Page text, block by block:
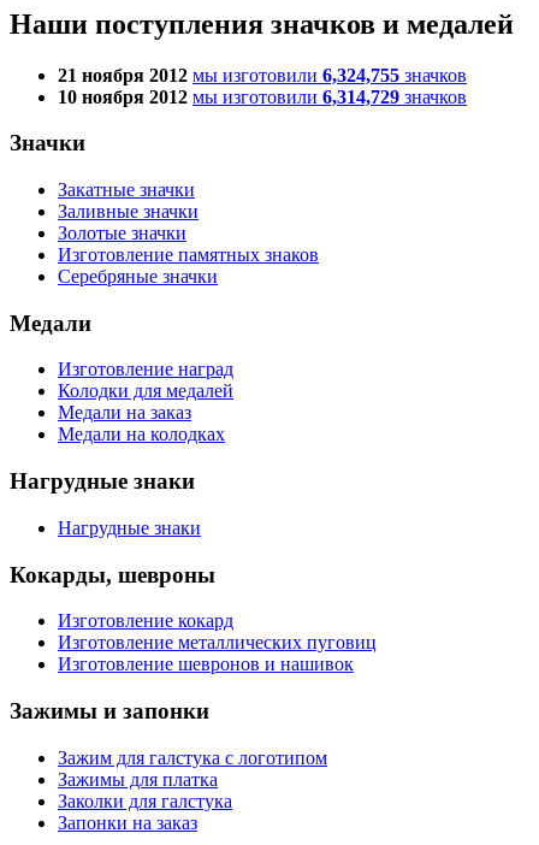
Наши поступления значков и медалей
21 ноября 2012 мы изготовили 6,324,755 значков
10 ноября 2012 мы изготовили 6,314,729 значков
Значки
Закатные значки
Заливные значки
Золотые значки
Изготовление памятных знаков
Серебряные значки
Медали
Изготовление наград
Колодки для медалей
Медали на заказ
Медали на колодках
Нагрудные знаки
Нагрудные знаки
Кокарды, шевроны
Изготовление кокард
Изготовление металлических пуговиц
Изготовление шевронов и нашивок
Зажимы и запонки
Зажим для галстука с логотипом
Зажимы для платка
Заколки для галстука
Запонки на заказ